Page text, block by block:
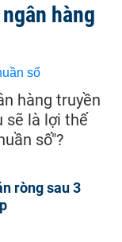
hàng
hàng truyền
sẽ là lợi thế
số"?
ròng sau 3